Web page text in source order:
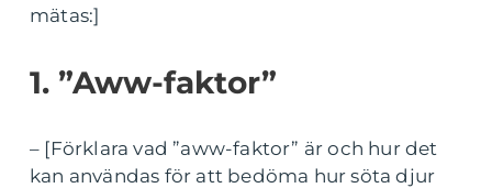
mätas:]
1. ”Aww-faktor”
– [Förklara vad ”aww-faktor” är och hur det
kan användas för att bedöma hur söta djur